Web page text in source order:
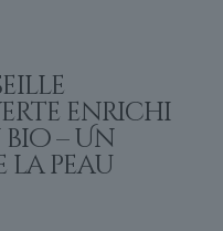
enrichi
– Un
la peau